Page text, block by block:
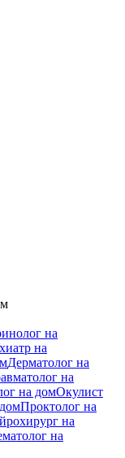
на
на
Дерматолог на
на
на домОкулист
Проктолог на
на
на